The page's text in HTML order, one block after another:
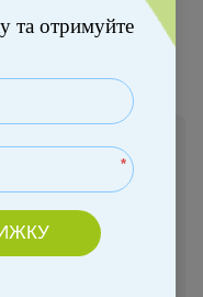
та отримуйте
*